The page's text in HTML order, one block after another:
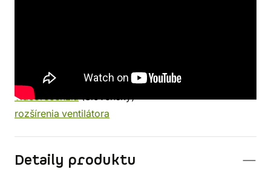
Video návod
(Slovensky)
videorecenzia(Slovensky)
rozšírenia ventilátora
Detaily produktu